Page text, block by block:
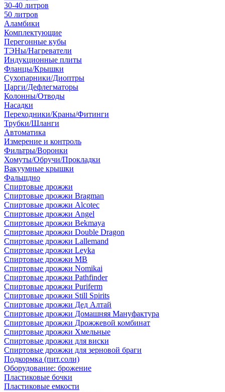
30-40 литров
50 литров
Аламбики
Комплектующие
Перегонные кубы
ТЭНы/Нагреватели
Индукционные плиты
Фланцы/Крышки
Сухопарники/Диоптры
Царги/Дефлегматоры
Колонны/Отводы
Насадки
Переходники/Краны/Фитинги
Трубки/Шланги
Автоматика
Измерение и контроль
Фильтры/Воронки
Хомуты/Обручи/Прокладки
Вакуумные крышки
Фальшдно
Спиртовые дрожжи
Спиртовые дрожжи Bragman
Спиртовые дрожжи Alcotec
Спиртовые дрожжи Angel
Спиртовые дрожжи Bekmaya
Спиртовые дрожжи Double Dragon
Спиртовые дрожжи Lallemand
Спиртовые дрожжи Leyka
Спиртовые дрожжи MB
Спиртовые дрожжи Nomikai
Спиртовые дрожжи Pathfinder
Спиртовые дрожжи Puriferm
Спиртовые дрожжи Still Spirits
Спиртовые дрожжи Дед Алтай
Спиртовые дрожжи Домашняя Мануфактура
Спиртовые дрожжи Дрожжевой комбинат
Спиртовые дрожжи Хмельные
Спиртовые дрожжи для виски
Спиртовые дрожжи для зерновой браги
Подкормка (пит.соли)
Оборудование: брожение
Пластиковые бочки
Пластиковые емкости